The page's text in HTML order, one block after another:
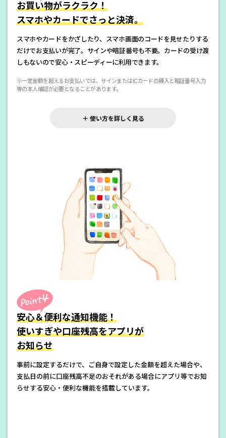
お買い物がラクラク！
スマホやカードでさっと決済。
スマホやカードをかざしたり、スマホ画面のコードを見せたりする
だけでお支払いが完了。サインや暗証番号も不要。カードの受け渡
しもないので安心・スピーディーに利用できます。
※一定金額を超えるお支払いでは、サインまたはICカードの挿入と暗証番号入力
等の本人確認が必要となることがあります。
＋ 使い方を詳しく見る
安心＆便利な通知機能！
使いすぎや口座残高をアプリが
お知らせ
事前に設定するだけで、ご自身で設定した金額を超えた場合や、
支払日の前に口座残高不足のおそれがある場合にアプリ等でお知
らせする安心・便利な機能を搭載しています。